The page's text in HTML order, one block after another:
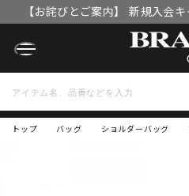
【お詫びとご案内】 新規入会
OFFクーポン」付与
トップ バッグ ショルダーバッグ